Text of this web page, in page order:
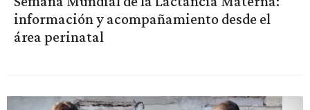
información y acompañamiento desde el
área perinatal